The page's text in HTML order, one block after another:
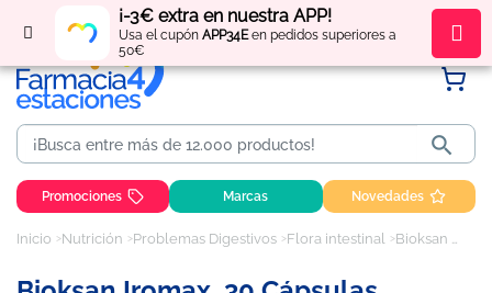
¡-3€ extra en nuestra APP!
Usa el cupón APP34Een pedidos superiores a
50€
Regístratey obténpuntos por tus compras

Promociones Marcas Novedades
Inicio Nutrición Problemas Digestivos Flora intestinal Bioksan Iromax, 30 cápsulas.